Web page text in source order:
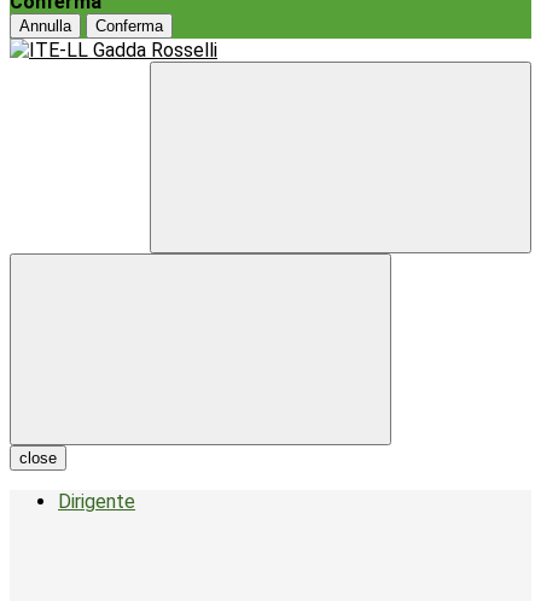
Annulla Conferma
close
Dirigente